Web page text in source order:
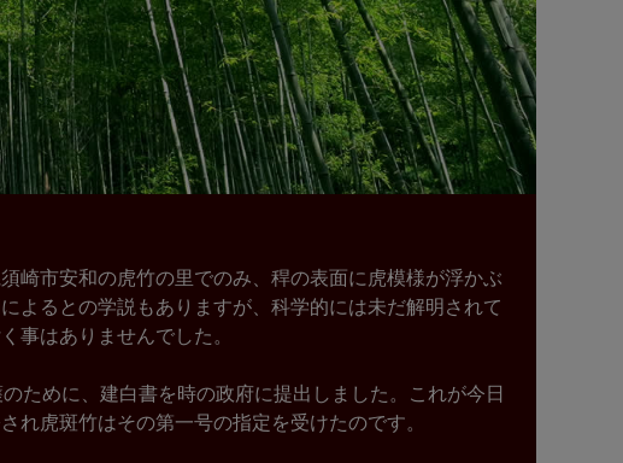
崎市安和の虎竹の里でのみ、稈の表面に虎模様が浮かぶ
よるとの学説もありますが、科学的には未だ解明されて
事はありませんでした。
ために、建白書を時の政府に提出しました。これが今日
れ虎斑竹はその第一号の指定を受けたのです。